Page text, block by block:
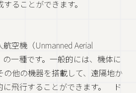
ることができます。
空機（Unmanned Aerial
の一種です。一般的には、機体に
の他の機器を搭載して、遠隔地か
に飛行することができます。 ド